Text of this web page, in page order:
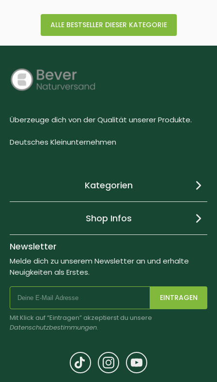
ALLE BESTSELLER DIESER KATEGORIE
Überzeuge dich von der Qualität unserer Produkte.
Deutsches Kleinunternehmen
Kategorien
Shop Infos
Newsletter
Melde dich zu unserem Newsletter an und erhalte
Neuigkeiten als Erstes.
EINTRAGEN
Mit Klick auf “Eintragen” akzeptierst du unsere
Datenschutzbestimmungen.